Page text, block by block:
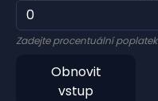
Zadejte procentuální
Obnovit
vstup